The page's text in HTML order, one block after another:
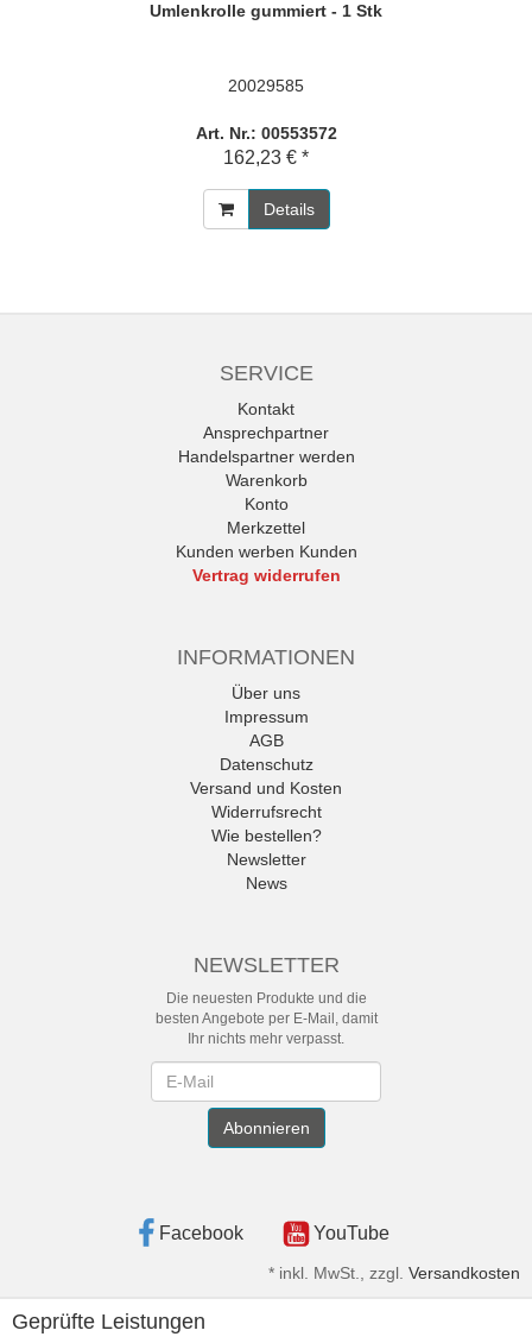
Umlenkrolle gummiert - 1 Stk
20029585
Art. Nr.: 00553572
162,23 € *
Details
SERVICE
Kontakt
Ansprechpartner
Handelspartner werden
Warenkorb
Konto
Merkzettel
Kunden werben Kunden
Vertrag widerrufen
INFORMATIONEN
Über uns
Impressum
AGB
Datenschutz
Versand und Kosten
Widerrufsrecht
Wie bestellen?
Newsletter
News
NEWSLETTER
Die neuesten Produkte und die
besten Angebote per E-Mail, damit
Ihr nichts mehr verpasst.
Abonnieren
Facebook YouTube
* inkl. MwSt., zzgl. Versandkosten
Geprüfte Leistungen